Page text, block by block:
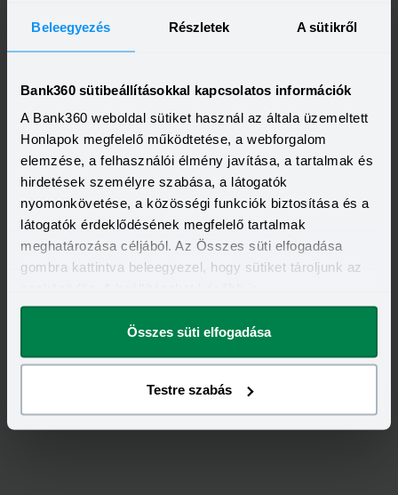
Beleegyezés Részletek A sütikről
Bank360 sütibeállításokkal kapcsolatos információk
A Bank360 weboldal sütiket használ az általa üzemeltett
Honlapok megfelelő működtetése, a webforgalom
elemzése, a felhasználói élmény javítása, a tartalmak és
hirdetések személyre szabása, a látogatók
nyomonkövetése, a közösségi funkciók biztosítása és a
látogatók érdeklődésének megfelelő tartalmak
meghatározása céljából. Az Összes süti elfogadása
gombra kattintva beleegyezel, hogy sütiket tároljunk az
megváltoztathatod.
Összes süti elfogadása
Testre szabás
Értékeldaz ALFA-ot!